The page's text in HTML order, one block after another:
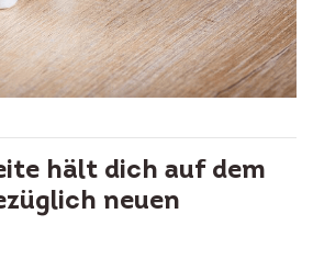
hält dich auf dem
neuen